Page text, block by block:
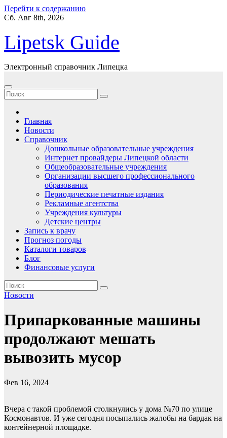
Перейти к содержанию
Сб. Авг 8th, 2026
Lipetsk Guide
Электронный справочник Липецка
Главная
Новости
Справочник
Дошкольные образовательные учреждения
Интернет провайдеры Липецкой области
Общеобразовательные учреждения
Организации высшего профессионального
образования
Периодические печатные издания
Рекламные агентства
Учреждения культуры
Детские центры
Запись к врачу
Прогноз погоды
Каталоги товаров
Блог
Финансовые услуги
Новости
Припаркованные машины
продолжают мешать
вывозить мусор
Фев 16, 2024
Вчера с такой проблемой столкнулись у дома №70 по улице
Космонавтов. И уже сегодня посыпались жалобы на бардак на
контейнерной площадке.